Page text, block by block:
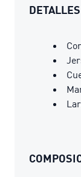
DETALLES